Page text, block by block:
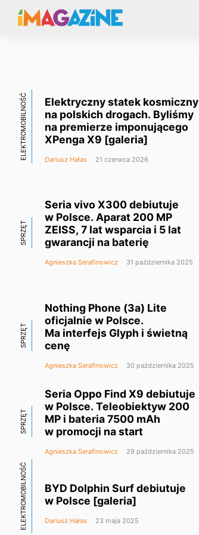
ELEKTROMOBILNOŚĆ
Elektryczny statek kosmiczny
na polskich drogach. Byliśmy
na premierze imponującego
XPenga X9 [galeria]
Dariusz Hałas 21 czerwca 2026
SPRZĘT
Seria vivo X300 debiutuje
w Polsce. Aparat 200 MP
ZEISS, 7 lat wsparcia i 5 lat
gwarancji na baterię
Agnieszka Serafinowicz 31 października 2025
SPRZĘT
Nothing Phone (3a) Lite
oficjalnie w Polsce.
Ma interfejs Glyph i świetną
cenę
Agnieszka Serafinowicz 30 października 2025
SPRZĘT
Seria Oppo Find X9 debiutuje
w Polsce. Teleobiektyw 200
MP i bateria 7500 mAh
w promocji na start
Agnieszka Serafinowicz 29 października 2025
ELEKTROMOBILNOŚĆ
BYD Dolphin Surf debiutuje
w Polsce [galeria]
Dariusz Hałas 23 maja 2025